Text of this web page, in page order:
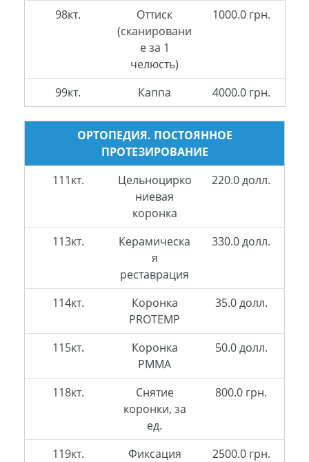
98кт.
Оттиск
(сканировани
е за 1
челюсть)
1000.0 грн.
99кт. Каппа 4000.0 грн.
ОРТОПЕДИЯ. ПОСТОЯННОЕ
ПРОТЕЗИРОВАНИЕ
111кт.
Цельноцирко
ниевая
коронка
220.0 долл.
113кт.
Керамическа
я
реставрация
330.0 долл.
114кт.
Коронка
PROTEMP
35.0 долл.
115кт.
Коронка
PMMA
50.0 долл.
118кт.
Снятие
коронки, за
ед.
800.0 грн.
119кт.
Фиксация
2500.0 грн.